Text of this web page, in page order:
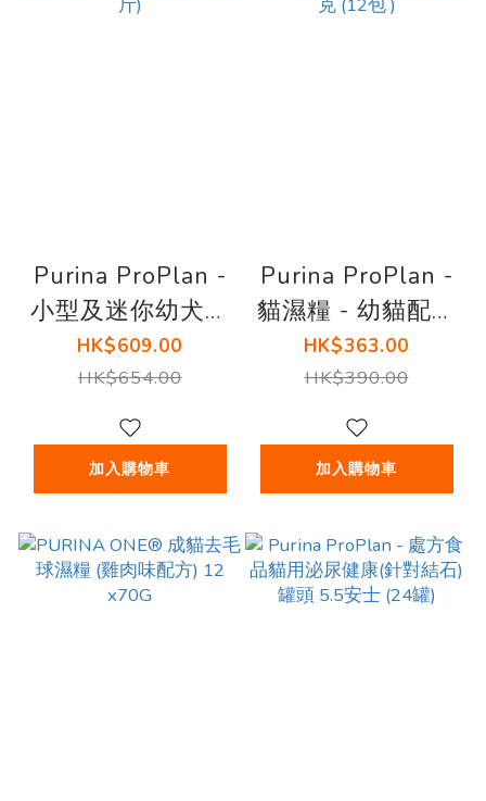
Purina ProPlan -
小型及迷你幼犬配
方 (雞肉) (2.5 公
斤)
HK$609.00
HK$654.00
加入購物車
Purina ProPlan -
貓濕糧 - 幼貓配方
(醬汁三文魚)85克
(12包 )
HK$363.00
HK$390.00
加入購物車